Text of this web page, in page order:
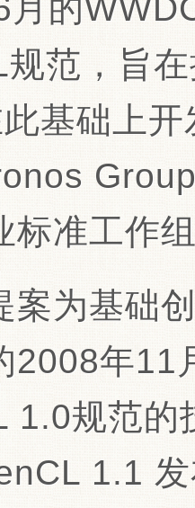
月的
范，旨
基础上
标准工作
案为基础
2008年11
1.0规范的
1.1